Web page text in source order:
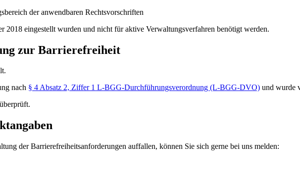
der anwendbaren Rechtsvorschriften
2018 eingestellt wurden und nicht für aktive Verwaltungsverfahren benötigt werden.
zur Barrierefreiheit
nach § 4 Absatz 2, Ziffer 1 L-BGG-Durchführungsverordnung (L-BGG-DVO) und wurde
der Barrierefreiheitsanforderungen auffallen, können Sie sich gerne bei uns melden: